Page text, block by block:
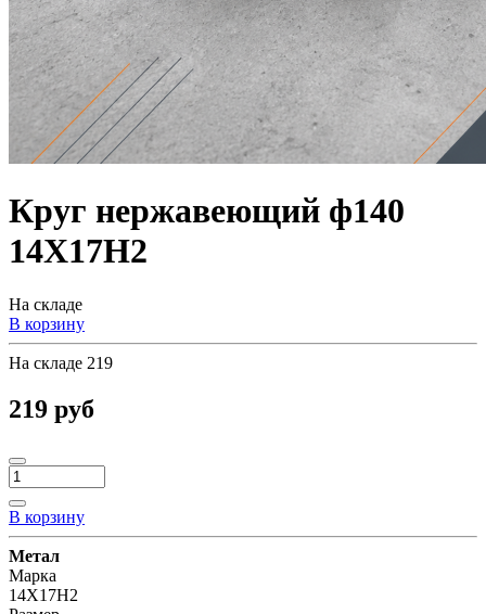
Круг нержавеющий ф140
14Х17Н2
На складе
В корзину
На складе 219
219 руб
В корзину
Метал
Марка
14Х17Н2